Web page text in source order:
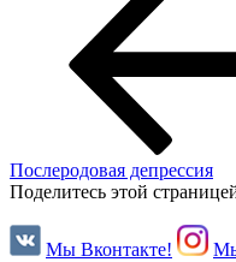
Послеродовая депрессия
Поделитесь этой
Мы Вконтакте!